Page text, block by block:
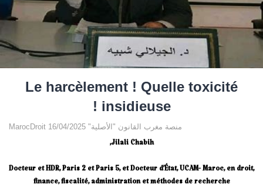
Le harcèlement ! Quelle toxicité
insidieuse !
MarocDroit منصة مغرب القانون "الأصلية" 16/04/2025
Jilali Chabih,
Docteur et HDR, Paris 2 et Paris 5, et Docteur d’État, UCAM- Maroc, en droit,
finance, fiscalité, administration et méthodes de recherche